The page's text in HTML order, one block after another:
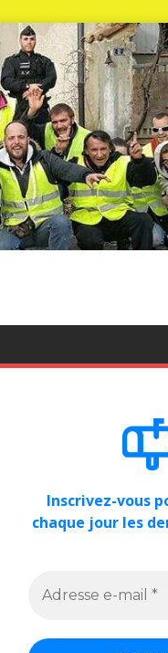
Inscrivez-vous
chaque jour les